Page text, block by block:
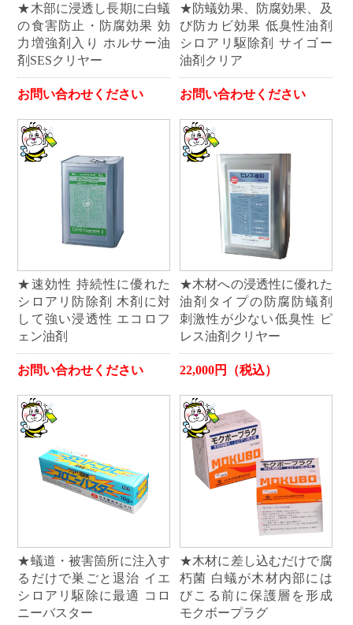
★木部に浸透し長期に白蟻
の食害防止・防腐効果 効
力増強剤入り ホルサー油
剤SESクリヤー
お問い合わせください
★防蟻効果、防腐効果、及
び防カビ効果 低臭性油剤
シロアリ駆除剤 サイゴー
油剤クリア
お問い合わせください
★速効性 持続性に優れた
シロアリ防除剤 木剤に対
して強い浸透性 エコロフ
ェン油剤
お問い合わせください
★木材への浸透性に優れた
油剤タイプの防腐防蟻剤
刺激性が少ない低臭性 ピ
レス油剤クリヤー
22,000円（税込）
★蟻道・被害箇所に注入す
るだけで巣ごと退治 イエ
シロアリ駆除に最適 コロ
ニーバスター
★木材に差し込むだけで腐
朽菌 白蟻が木材内部には
びこる前に保護層を形成
モクボープラグ